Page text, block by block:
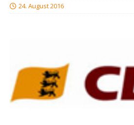
24. August 2016